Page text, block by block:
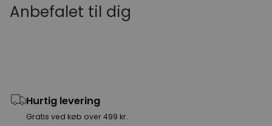
Anbefalet til dig
Hurtig levering
Gratis ved køb over 499 kr.